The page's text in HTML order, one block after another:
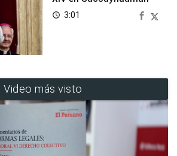
access_time 3:01
Video más visto